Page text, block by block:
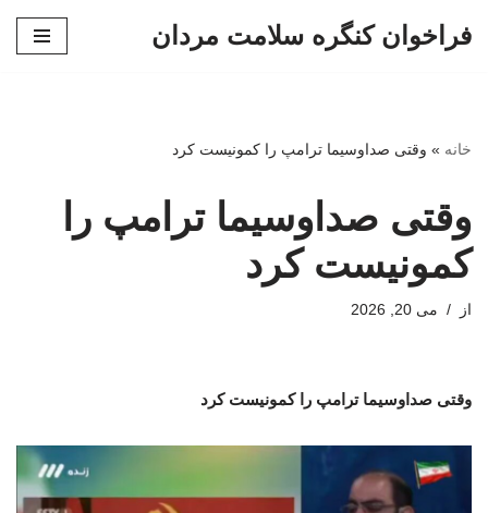
فراخوان کنگره سلامت مردان
خانه » وقتی صداوسیما ترامپ را کمونیست کرد
وقتی صداوسیما ترامپ را
کمونیست کرد
از می 20, 2026
وقتی صداوسیما ترامپ را کمونیست کرد